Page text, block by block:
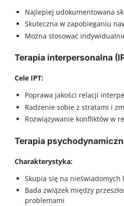
Najlepiej udokumentowana
Skuteczna w zapobieganiu
Można stosować
Terapia interpersonalna
Cele IPT:
Poprawa jakości relacji
Radzenie sobie z stratami i
Rozwiązywanie konfliktów w
Terapia
Charakterystyka:
Skupia się na nieświadomych
Bada związek między
problemami